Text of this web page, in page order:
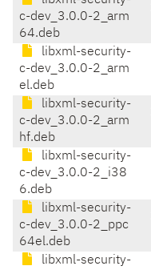
c-dev_3.0.0-2_arm
64.deb
libxml-security-
c-dev_3.0.0-2_arm
el.deb
libxml-security-
c-dev_3.0.0-2_arm
hf.deb
libxml-security-
c-dev_3.0.0-2_i38
6.deb
libxml-security-
c-dev_3.0.0-2_ppc
64el.deb
libxml-security-